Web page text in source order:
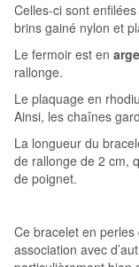
Celles-ci sont
brins gainé nylon et
Le fermoir est en
rallonge.
Le plaquage en
Ainsi, les chaînes
La longueur du
de rallonge de 2 cm,
de poignet.
Ce bracelet en
association avec